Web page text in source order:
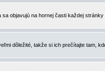
objavujú na hornej časti každej
dôležité, takže si ich prečítajte tam,